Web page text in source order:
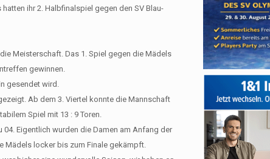
ihr 2. Halbfinalspiel gegen den SV Blau-
Meisterschaft. Das 1. Spiel gegen die Mädels
gewinnen.
gesendet wird.
Ab dem 3. Viertel konnte die Mannschaft
Spiel mit 13 : 9 Toren.
Eigentlich wurden die Damen am Anfang der
Mädels locker bis zum Finale gekämpft.